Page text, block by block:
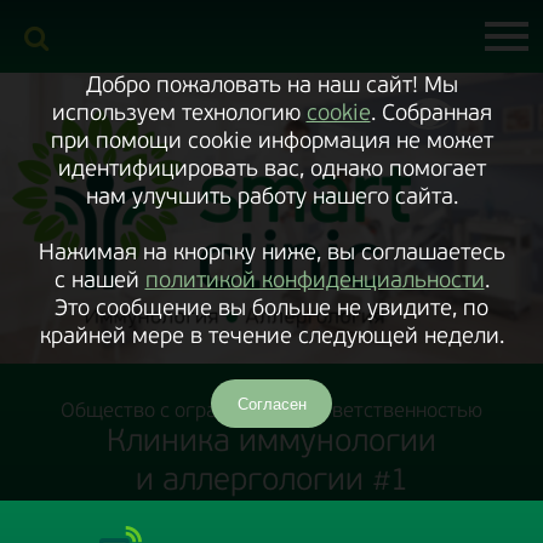
версию
сайта
Добро пожаловать на наш сайт! Мы
используем технологию cookie. Собранная
при помощи cookie информация не может
идентифицировать вас, однако помогает
нам улучшить работу нашего сайта.
Нажимая на кнорпку ниже, вы соглашаетесь
с нашей политикой конфиденциальности.
Это сообщение вы больше не увидите, по
крайней мере в течение следующей недели.
Согласен
Общество с ограниченной ответственностью
Клиника иммунологии
и аллергологии #1